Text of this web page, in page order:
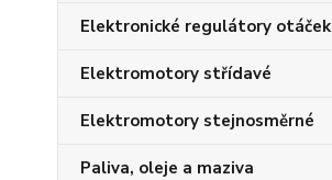
Elektronické regulátory otáček
Elektromotory střídavé
Elektromotory stejnosměrné
Paliva, oleje a maziva